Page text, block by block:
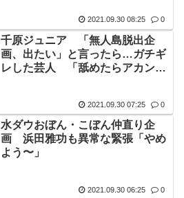
2021.09.30 08:25 0
千原ジュニア 「無人島脱出企
画、出たい」と言ったら…ガチギ
レした芸人 「舐めたらアカン！
2021.09.30 07:25 0
水ダウおぼん・こぼん仲直り企
画 浜田雅功も異常な緊張「やめ
よう〜」
2021.09.30 06:25 0